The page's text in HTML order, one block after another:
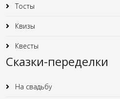
Тосты
Квизы
Квесты
Сказки-переделки
На свадьбу